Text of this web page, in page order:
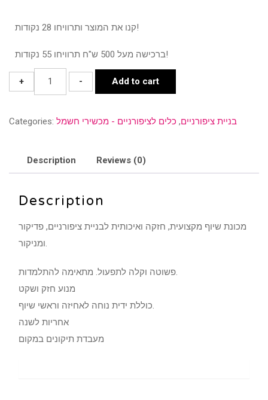
was:
is:
קנו את המוצר ותרוויחו 28 נקודות!
ברכישה מעל 500 ש"ח תרוויחו 55 נקודות!
+
מכונת
שיוף
quantity
- Add to cart
Categories: בניית ציפורניים, כלים לציפורניים - מכשירי חשמל
Description Reviews (0)
Description
מכונת שיוף מקצועית, חזקה ואיכותית לבניית ציפורניים, פדיקור
ומניקור.
פשוטה וקלה לתפעול. מתאימה להתלמדות.
מנוע חזק ושקט
כוללת ידית נוחה לאחיזה וראשי שיוף.
אחריות לשנה
מעבדת תיקונים במקום